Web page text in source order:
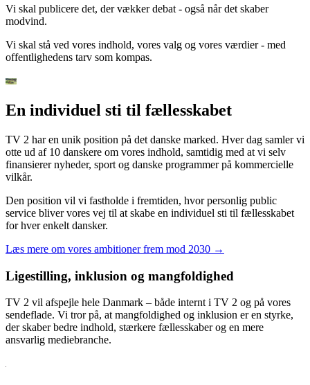
Vi skal publicere det, der vækker debat - også når det skaber
modvind.
Vi skal stå ved vores indhold, vores valg og vores værdier - med
offentlighedens tarv som kompas.
En individuel sti til fællesskabet
TV 2 har en unik position på det danske marked. Hver dag samler vi
otte ud af 10 danskere om vores indhold, samtidig med at vi selv
finansierer nyheder, sport og danske programmer på kommercielle
vilkår.
Den position vil vi fastholde i fremtiden, hvor personlig public
service bliver vores vej til at skabe en individuel sti til fællesskabet
for hver enkelt dansker.
Læs mere om vores ambitioner frem mod 2030 →
Ligestilling, inklusion og mangfoldighed
TV 2 vil afspejle hele Danmark – både internt i TV 2 og på vores
sendeflade. Vi tror på, at mangfoldighed og inklusion er en styrke,
der skaber bedre indhold, stærkere fællesskaber og en mere
ansvarlig mediebranche.